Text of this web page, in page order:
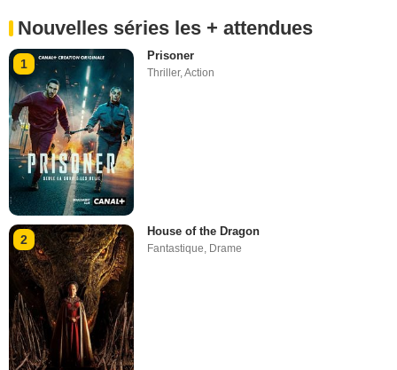
Nouvelles séries les + attendues
1
Prisoner
Thriller,Action
2
House of the Dragon
Fantastique, Drame